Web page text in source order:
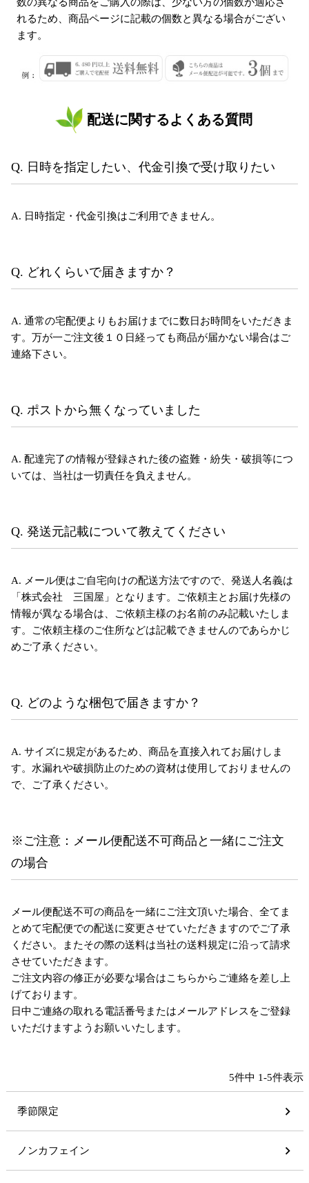
数の異なる商品をご購入の際は、少ない方の個数が適応さ
れるため、商品ページに記載の個数と異なる場合がござい
ます。
配送に関するよくある質問
Q. 日時を指定したい、代金引換で受け取りたい
A. 日時指定・代金引換はご利用できません。
Q. どれくらいで届きますか？
A. 通常の宅配便よりもお届けまでに数日お時間をいただきま
す。万が一ご注文後１０日経っても商品が届かない場合はご
連絡下さい。
Q. ポストから無くなっていました
A. 配達完了の情報が登録された後の盗難・紛失・破損等につ
いては、当社は一切責任を負えません。
Q. 発送元記載について教えてください
A. メール便はご自宅向けの配送方法ですので、発送人名義は
「株式会社 三国屋」となります。ご依頼主とお届け先様の
情報が異なる場合は、ご依頼主様のお名前のみ記載いたしま
す。ご依頼主様のご住所などは記載できませんのであらかじ
めご了承ください。
Q. どのような梱包で届きますか？
A. サイズに規定があるため、商品を直接入れてお届けしま
す。水漏れや破損防止のための資材は使用しておりませんの
で、ご了承ください。
※ご注意：メール便配送不可商品と一緒にご注文
の場合
メール便配送不可の商品を一緒にご注文頂いた場合、全てま
とめて宅配便での配送に変更させていただきますのでご了承
ください。またその際の送料は当社の送料規定に沿って請求
させていただきます。
ご注文内容の修正が必要な場合はこちらからご連絡を差し上
げております。
日中ご連絡の取れる電話番号またはメールアドレスをご登録
いただけますようお願いいたします。
5件中 1-5件表示
季節限定
ノンカフェイン